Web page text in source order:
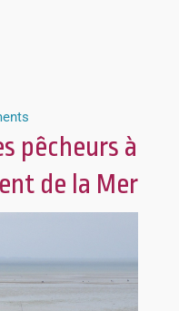
pêcheurs à
de la Mer